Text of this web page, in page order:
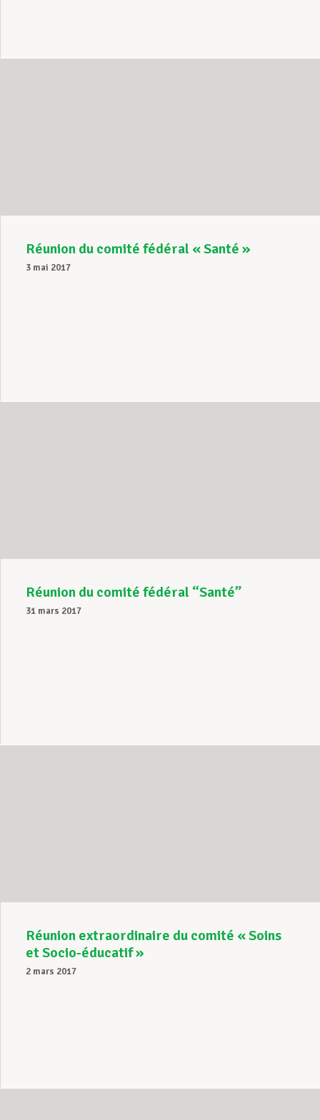
Réunion du comité fédéral « Santé »
3 mai 2017
Réunion du comité fédéral “Santé”
31 mars 2017
Réunion extraordinaire du comité « Soins
et Socio-éducatif »
2 mars 2017